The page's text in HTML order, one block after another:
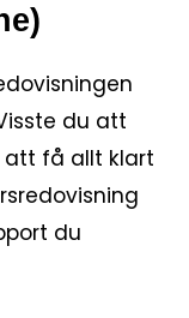
du att
att få allt klart
du